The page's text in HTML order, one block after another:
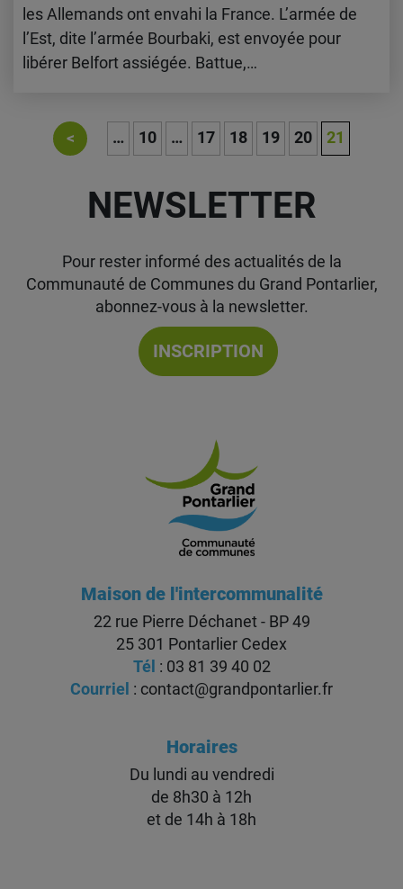
les Allemands ont envahi la France. L’armée de
l’Est, dite l’armée Bourbaki, est envoyée pour
libérer Belfort assiégée. Battue,…
< … 10 … 17 18 19 20 21
NEWSLETTER
Pour rester informé des actualités de la
Communauté de Communes du Grand Pontarlier,
abonnez-vous à la newsletter.
INSCRIPTION
Maison de l'intercommunalité
22 rue Pierre Déchanet - BP 49
25 301 Pontarlier Cedex
Tél : 03 81 39 40 02
Courriel : contact@grandpontarlier.fr
Horaires
Du lundi au vendredi
de 8h30 à 12h
et de 14h à 18h